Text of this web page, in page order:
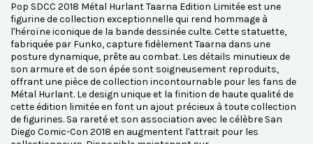
Pop SDCC 2018 Métal Hurlant Taarna Edition Limitée est une
figurine de collection exceptionnelle qui rend hommage à
l'héroïne iconique de la bande dessinée culte. Cette statuette,
fabriquée par Funko, capture fidèlement Taarna dans une
posture dynamique, prête au combat. Les détails minutieux de
son armure et de son épée sont soigneusement reproduits,
offrant une pièce de collection incontournable pour les fans de
Métal Hurlant. Le design unique et la finition de haute qualité de
cette édition limitée en font un ajout précieux à toute collection
de figurines. Sa rareté et son association avec le célèbre San
Diego Comic-Con 2018 en augmentent l'attrait pour les